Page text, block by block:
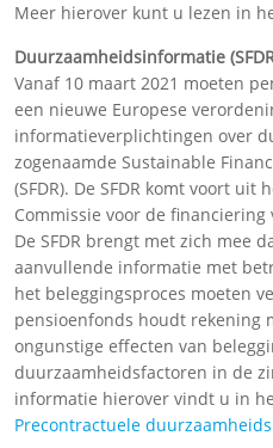
Meer hierover kunt u lezen in
Duurzaamheidsinformatie
Vanaf 10 maart 2021 moeten
een nieuwe Europese
informatieverplichtingen over
zogenaamde Sustainable
(SFDR). De SFDR komt voort
Commissie voor de
De SFDR brengt met zich mee
aanvullende informatie met
het beleggingsproces moeten
pensioenfonds houdt rekening
ongunstige effecten van
duurzaamheidsfactoren in de
informatie hierover vindt u in
Precontractuele